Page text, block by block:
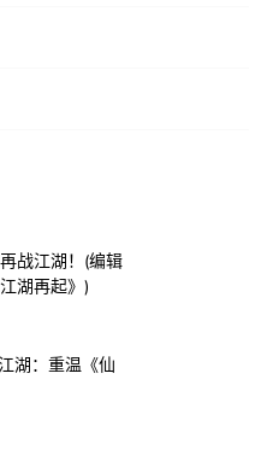
战江湖！(编辑
湖再起》)
湖：重温《仙